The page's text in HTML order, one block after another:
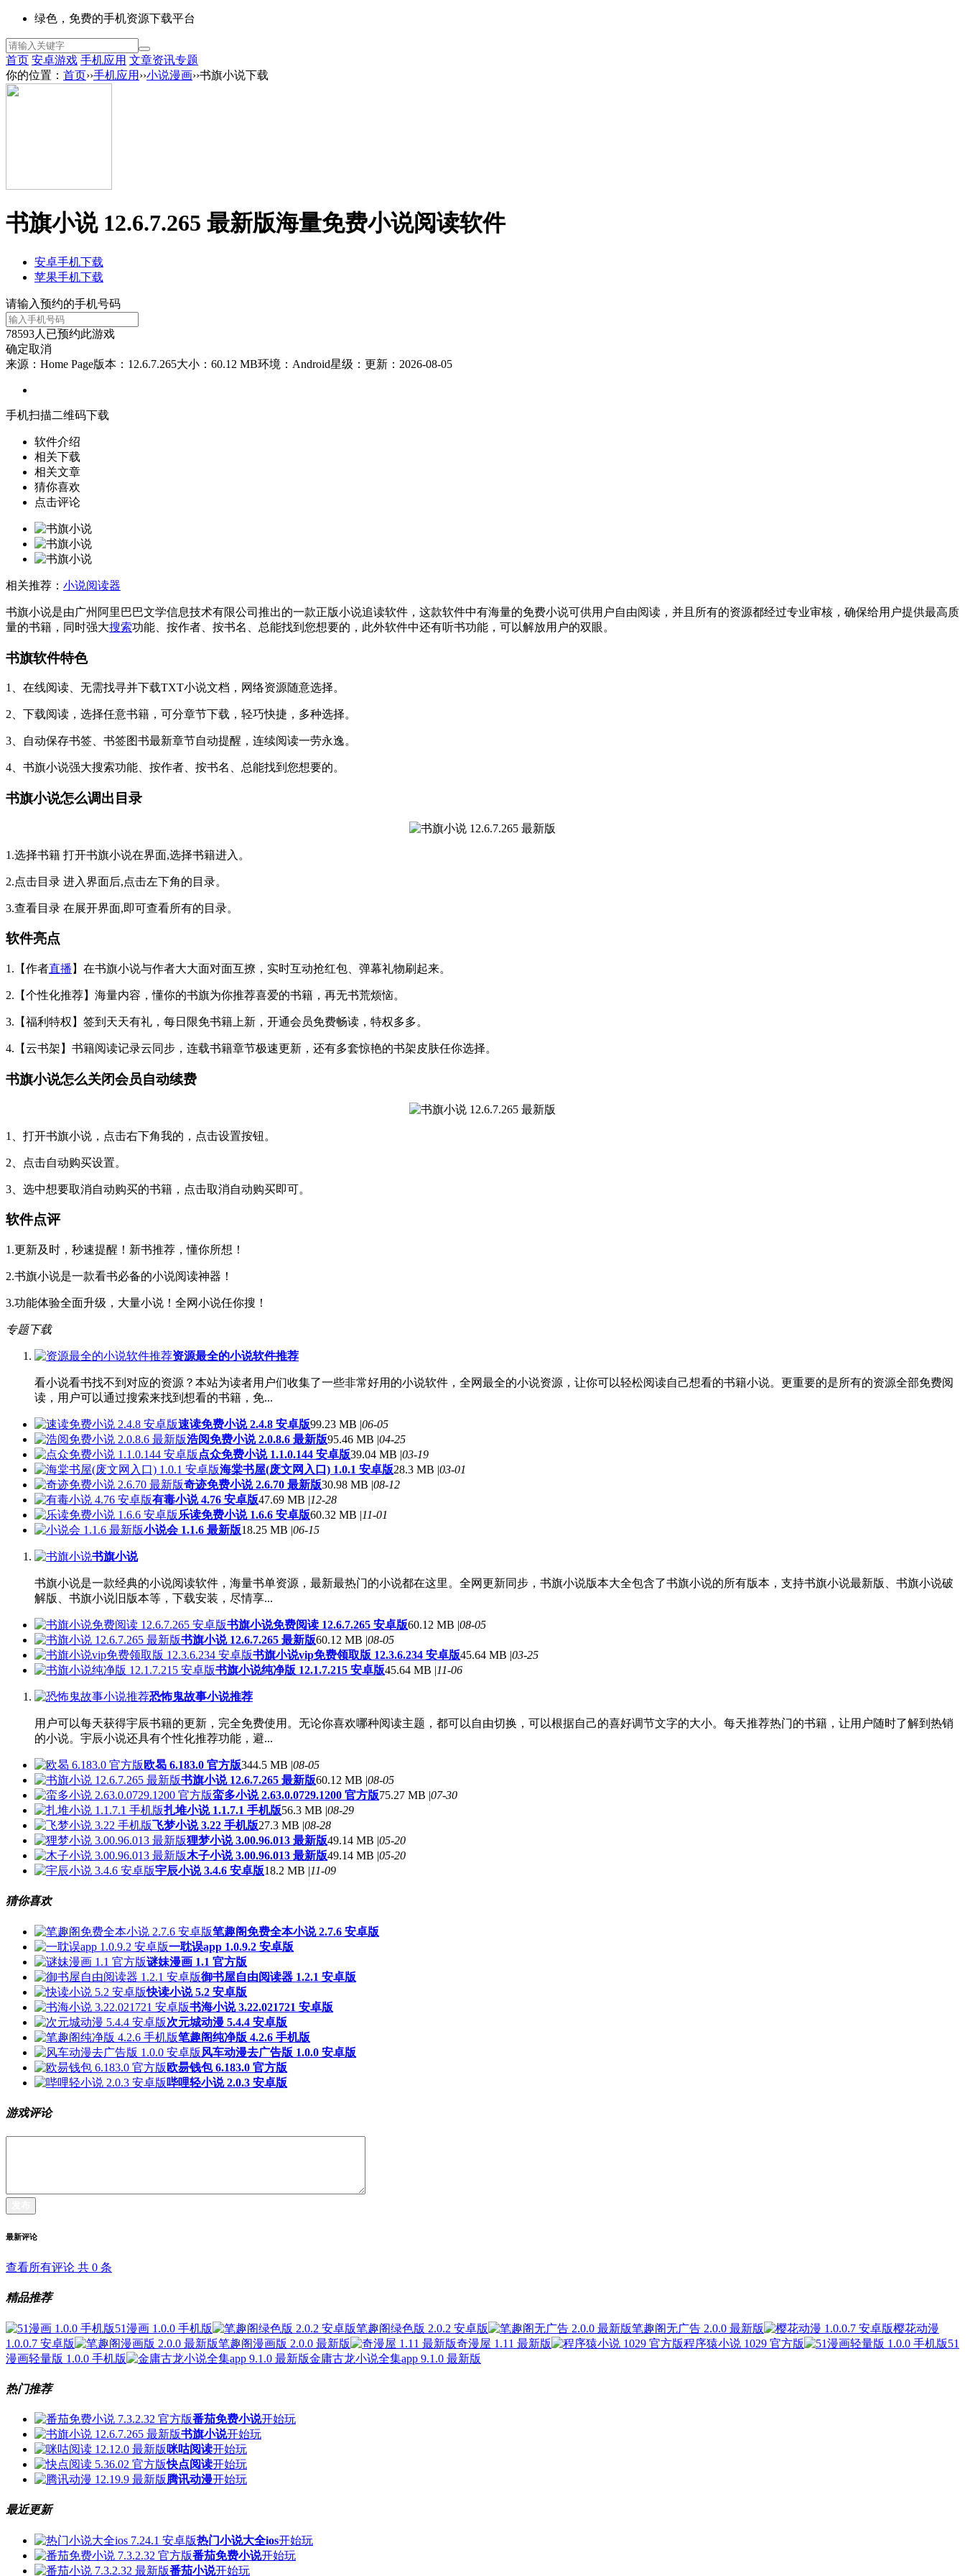
绿色，免费的手机资源下载平台
首页 安卓游戏 手机应用 文章资讯专题
你的位置： 首页››手机应用 ››小说漫画››书旗小说下载
书旗小说 12.6.7.265 最新版海量免费小说阅读软件
安卓手机下载
苹果手机下载
请输入预约的手机号码
78593人已预约此游戏
确定取消
来源：Home Page版本：12.6.7.265大小：60.12 MB环境：Android星级： 更新：2026-08-05
手机扫描二维码下载
软件介绍
相关下载
相关文章
猜你喜欢
点击评论
相关推荐： 小说阅读器
书旗小说是由广州阿里巴巴文学信息技术有限公司推出的一款正版小说追读软件，这款软件中有海量的免费小说可供用户自由阅读，并且所有的资源都经过专业审核，确保给用户提供最高质
量的书籍，同时强大搜索功能、按作者、按书名、总能找到您想要的，此外软件中还有听书功能，可以解放用户的双眼。
书旗软件特色
1、在线阅读、无需找寻并下载TXT小说文档，网络资源随意选择。
2、下载阅读，选择任意书籍，可分章节下载，轻巧快捷，多种选择。
3、自动保存书签、书签图书最新章节自动提醒，连续阅读一劳永逸。
4、书旗小说强大搜索功能、按作者、按书名、总能找到您想要的。
书旗小说怎么调出目录
1.选择书籍 打开书旗小说在界面,选择书籍进入。
2.点击目录 进入界面后,点击左下角的目录。
3.查看目录 在展开界面,即可查看所有的目录。
软件亮点
1.【作者直播 】在书旗小说与作者大大面对面互撩，实时互动抢红包、弹幕礼物刷起来。
2.【个性化推荐】海量内容，懂你的书旗为你推荐喜爱的书籍，再无书荒烦恼。
3.【福利特权】签到天天有礼，每日限免书籍上新，开通会员免费畅读，特权多多。
4.【云书架】书籍阅读记录云同步，连载书籍章节极速更新，还有多套惊艳的书架皮肤任你选择。
书旗小说怎么关闭会员自动续费
1、打开书旗小说，点击右下角我的，点击设置按钮。
2、点击自动购买设置。
3、选中想要取消自动购买的书籍，点击取消自动购买即可。
软件点评
1.更新及时，秒速提醒！新书推荐，懂你所想！
2.书旗小说是一款看书必备的小说阅读神器！
3.功能体验全面升级，大量小说！全网小说任你搜！
专题下载
资源最全的小说软件推荐
看小说看书找不到对应的资源？本站为读者用户们收集了一些非常好用的小说软件，全网最全的小说资源，让你可以轻松阅读自己想看的书籍小说。更重要的是所有的资源全部免费阅
读，用户可以通过搜索来找到想看的书籍，免...
速读免费小说 2.4.8 安卓版99.23 MB |06-05
浩阅免费小说 2.0.8.6 最新版95.46 MB |04-25
点众免费小说 1.1.0.144 安卓版39.04 MB |03-19
海棠书屋(废文网入口) 1.0.1 安卓版28.3 MB |03-01
奇迹免费小说 2.6.70 最新版30.98 MB |08-12
有毒小说 4.76 安卓版47.69 MB |12-28
乐读免费小说 1.6.6 安卓版60.32 MB |11-01
小说会 1.1.6 最新版18.25 MB |06-15
书旗小说
书旗小说是一款经典的小说阅读软件，海量书单资源，最新最热门的小说都在这里。全网更新同步，书旗小说版本大全包含了书旗小说的所有版本，支持书旗小说最新版、书旗小说破
解版、书旗小说旧版本等，下载安装，尽情享...
书旗小说免费阅读 12.6.7.265 安卓版60.12 MB |08-05
书旗小说 12.6.7.265 最新版60.12 MB |08-05
书旗小说vip免费领取版 12.3.6.234 安卓版45.64 MB |03-25
书旗小说纯净版 12.1.7.215 安卓版45.64 MB |11-06
恐怖鬼故事小说推荐
用户可以每天获得宇辰书籍的更新，完全免费使用。无论你喜欢哪种阅读主题，都可以自由切换，可以根据自己的喜好调节文字的大小。每天推荐热门的书籍，让用户随时了解到热销
的小说。宇辰小说还具有个性化推荐功能，避...
欧曷 6.183.0 官方版344.5 MB |08-05
书旗小说 12.6.7.265 最新版60.12 MB |08-05
蛮多小说 2.63.0.0729.1200 官方版75.27 MB |07-30
扎堆小说 1.1.7.1 手机版56.3 MB |08-29
飞梦小说 3.22 手机版27.3 MB |08-28
狸梦小说 3.00.96.013 最新版49.14 MB |05-20
木子小说 3.00.96.013 最新版49.14 MB |05-20
宇辰小说 3.4.6 安卓版18.2 MB |11-09
猜你喜欢
笔趣阁免费全本小说 2.7.6 安卓版
一耽误app 1.0.9.2 安卓版
谜妹漫画 1.1 官方版
御书屋自由阅读器 1.2.1 安卓版
快读小说 5.2 安卓版
书海小说 3.22.021721 安卓版
次元城动漫 5.4.4 安卓版
笔趣阁纯净版 4.2.6 手机版
风车动漫去广告版 1.0.0 安卓版
欧昜钱包 6.183.0 官方版
哔哩轻小说 2.0.3 安卓版
游戏评论
最新评论
查看所有评论 共 0 条
精品推荐
51漫画 1.0.0 手机版 笔趣阁绿色版 2.0.2 安卓版 笔趣阁无广告 2.0.0 最新版
樱花动漫
1.0.0.7 安卓版
笔趣阁漫画版 2.0.0 最新版 奇漫屋 1.11 最新版 程序猿小说 1029 官方版
51
漫画轻量版 1.0.0 手机版
金庸古龙小说全集app 9.1.0 最新版
热门推荐
番茄免费小说开始玩
书旗小说开始玩
咪咕阅读开始玩
快点阅读开始玩
腾讯动漫开始玩
最近更新
热门小说大全ios开始玩
番茄免费小说开始玩
番茄小说开始玩